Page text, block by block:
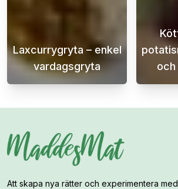
Laxcurrygryta – enkel
vardagsgryta
En lättlagad och super
Att skapa nya rätter och experimentera